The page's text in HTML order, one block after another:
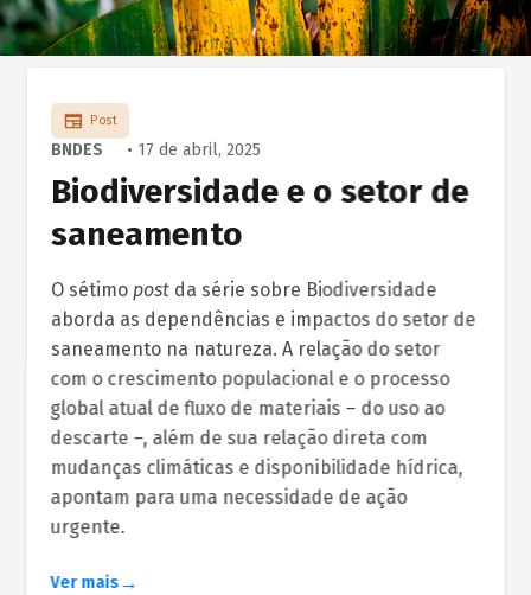
Post
BNDES • 17 de abril, 2025
Biodiversidade e o setor de
saneamento
O sétimo postda série sobre Biodiversidade
aborda as dependências e impactos do setor de
saneamento na natureza. A relação do setor
com o crescimento populacional e o processo
global atual de fluxo de materiais – do uso ao
descarte –, além de sua relação direta com
mudanças climáticas e disponibilidade hídrica,
apontam para uma necessidade de ação
urgente.
Ver mais